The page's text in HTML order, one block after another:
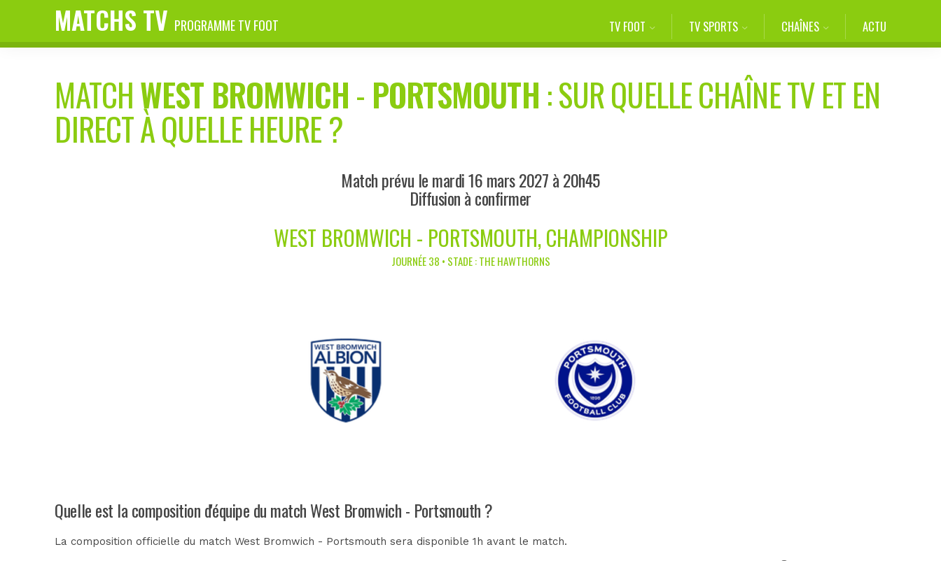
MATCHS TV PROGRAMME TV FOOT TV FOOT TV SPORTS CHAÎNES ACTU
MATCHWEST BROMWICH- PORTSMOUTH : SUR QUELLE CHAÎNE TV ET EN
DIRECT À QUELLE HEURE ?
Match prévu le mardi 16 mars 2027 à 20h45
Diffusion à confirmer
WEST BROMWICH - PORTSMOUTH, CHAMPIONSHIP
JOURNÉE 38 • STADE : THE HAWTHORNS
Quelle est la composition d'équipe du match West Bromwich - Portsmouth ?
La composition officielle du match West Bromwich - Portsmouth sera disponible 1h avant le match.